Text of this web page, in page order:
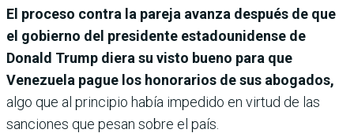
El proceso contra la pareja avanza después de que
el gobierno del presidente estadounidense de
Donald Trump diera su visto bueno para que
Venezuela pague los honorarios de sus abogados,
algo que al principio había impedido en virtud de las
sanciones que pesan sobre el país.